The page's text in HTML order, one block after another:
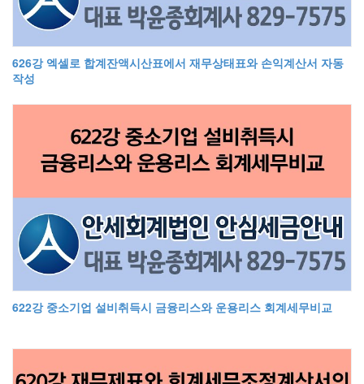
626강 엑셀로 합계잔액시산표에서 재무상태표와 손익계산서 자동
작성
622강 중소기업 설비취득시 금융리스와 운용리스 회계세무비교